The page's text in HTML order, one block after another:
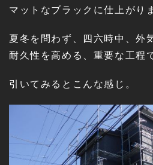
マットなブラックに仕上がり
夏冬を問わず、四六時中、外
耐久性を高める、重要な工程
引いてみるとこんな感じ。